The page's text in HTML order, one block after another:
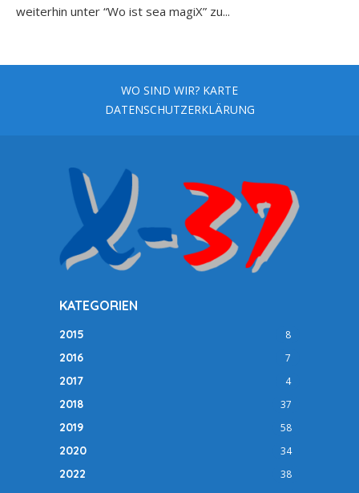
weiterhin unter “Wo ist sea magiX” zu...
WO SIND WIR? KARTE
DATENSCHUTZERKLÄRUNG
KATEGORIEN
2015 8
2016 7
2017 4
2018 37
2019 58
2020 34
2022 38